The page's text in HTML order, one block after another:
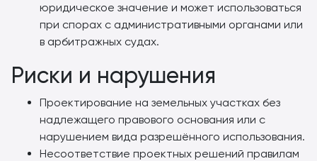
юридическое значение и может использоваться
при спорах с административными органами или
в арбитражных судах.
Риски и нарушения
Проектирование на земельных участках без
надлежащего правового основания или с
нарушением вида разрешённого использования.
Несоответствие проектных решений правилам